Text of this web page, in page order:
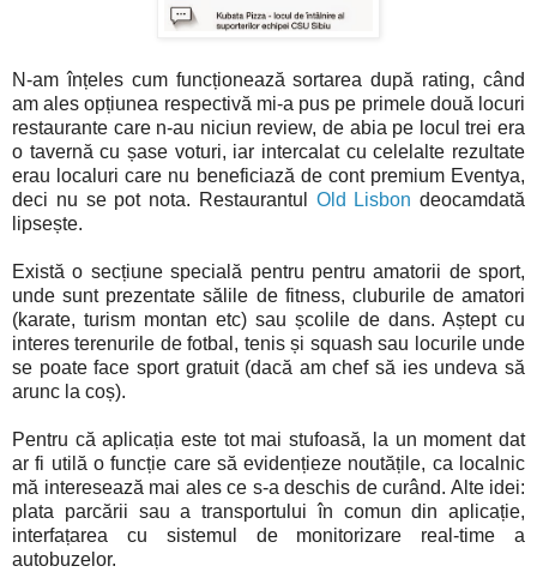
N-am înțeles cum funcționează sortarea după rating, când
am ales opțiunea respectivă mi-a pus pe primele două locuri
restaurante care n-au niciun review, de abia pe locul trei era
o tavernă cu șase voturi, iar intercalat cu celelalte rezultate
erau localuri care nu beneficiază de cont premium Eventya,
deci nu se pot nota. Restaurantul Old Lisbon deocamdată
lipsește.
Există o secțiune specială pentru pentru amatorii de sport,
unde sunt prezentate sălile de fitness, cluburile de amatori
(karate, turism montan etc) sau școlile de dans. Aștept cu
interes terenurile de fotbal, tenis și squash sau locurile unde
se poate face sport gratuit (dacă am chef să ies undeva să
arunc la coș).
Pentru că aplicația este tot mai stufoasă, la un moment dat
ar fi utilă o funcție care să evidențieze noutățile, ca localnic
mă interesează mai ales ce s-a deschis de curând. Alte idei:
plata parcării sau a transportului în comun din aplicație,
interfațarea cu sistemul de monitorizare real-time a
autobuzelor.